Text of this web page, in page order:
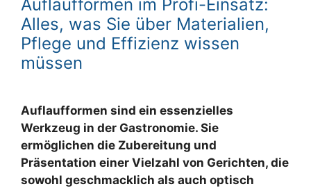
Auflaufformen im Profi-Einsatz:
Alles, was Sie über Materialien,
Pflege und Effizienz wissen
müssen
Auflaufformen sind ein essenzielles
Werkzeug in der Gastronomie. Sie
ermöglichen die Zubereitung und
Präsentation einer Vielzahl von Gerichten, die
sowohl geschmacklich als auch optisch